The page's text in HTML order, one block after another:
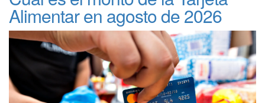
Alimentar en agosto de 2026